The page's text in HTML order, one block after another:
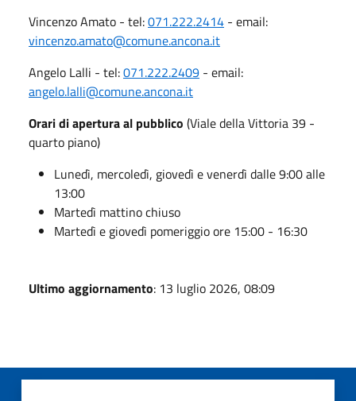
Vincenzo Amato - tel:071.222.2414 - email:
vincenzo.amato@comune.ancona.it
Angelo Lalli - tel:071.222.2409 - email:
angelo.lalli@comune.ancona.it
Orari di apertura al pubblico (Viale della Vittoria 39 -
quarto piano)
Lunedì, mercoledì, giovedì e venerdì dalle 9:00 alle
13:00
Martedì mattino chiuso
Martedì e giovedì pomeriggio ore 15:00 - 16:30
Ultimo aggiornamento: 13 luglio 2026, 08:09